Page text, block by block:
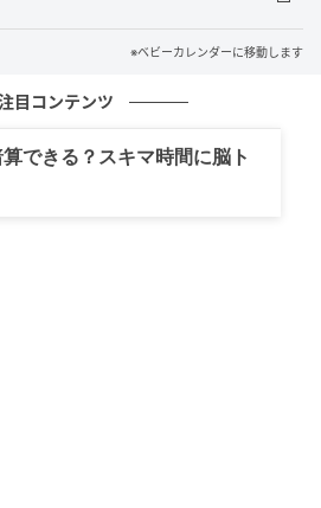
光も楽しまず、ただただお湯に
、お風呂は大満足でしたが、
だったのです。この日のために
い場所」として保存し、事前に
※ベビーカレンダーに移動します
目コンテンツ
できる？スキマ時間に脳ト